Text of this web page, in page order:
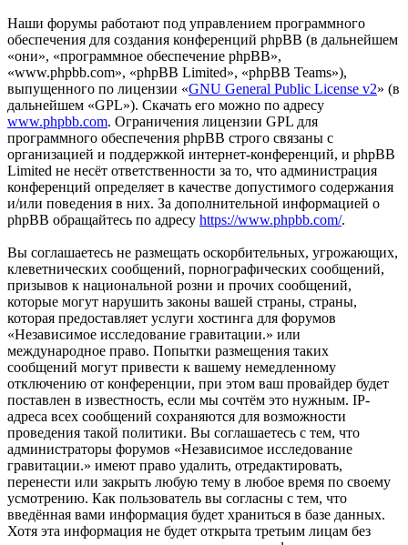
Наши форумы работают под управлением программного
обеспечения для создания конференций phpBB (в дальнейшем
«они», «программное обеспечение phpBB»,
«www.phpbb.com», «phpBB Limited», «phpBB Teams»),
выпущенного по лицензии «GNU General Public License v2» (в
дальнейшем «GPL»). Скачать его можно по адресу
www.phpbb.com. Ограничения лицензии GPL для
программного обеспечения phpBB строго связаны с
организацией и поддержкой интернет-конференций, и phpBB
Limited не несёт ответственности за то, что администрация
конференций определяет в качестве допустимого содержания
и/или поведения в них. За дополнительной информацией о
phpBB обращайтесь по адресу https://www.phpbb.com/.
Вы соглашаетесь не размещать оскорбительных, угрожающих,
клеветнических сообщений, порнографических сообщений,
призывов к национальной розни и прочих сообщений,
которые могут нарушить законы вашей страны, страны,
которая предоставляет услуги хостинга для форумов
«Независимое исследование гравитации.» или
международное право. Попытки размещения таких
сообщений могут привести к вашему немедленному
отключению от конференции, при этом ваш провайдер будет
поставлен в известность, если мы сочтём это нужным. IP-
адреса всех сообщений сохраняются для возможности
проведения такой политики. Вы соглашаетесь с тем, что
администраторы форумов «Независимое исследование
гравитации.» имеют право удалить, отредактировать,
перенести или закрыть любую тему в любое время по своему
усмотрению. Как пользователь вы согласны с тем, что
введённая вами информация будет храниться в базе данных.
Хотя эта информация не будет открыта третьим лицам без